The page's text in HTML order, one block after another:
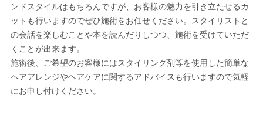
ンドスタイルはもちろんですが、お客様の魅力を引き立たせるカ
ットも行いますのでぜひ施術をお任せください。スタイリストと
の会話を楽しむことや本を読んだりしつつ、施術を受けていただ
くことが出来ます。
施術後、ご希望のお客様にはスタイリング剤等を使用した簡単な
ヘアアレンジやヘアケアに関するアドバイスも行いますので気軽
にお申し付けください。